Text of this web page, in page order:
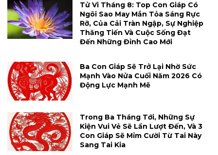
Tử Vi Tháng 8: Top Con Giáp Có
Ngôi Sao May Mắn Tỏa Sáng Rực
Rỡ, Của Cải Tràn Ngập, Sự Nghiệp
Thăng Tiến Và Cuộc Sống Đạt
Đến Những Đỉnh Cao Mới
Ba Con Giáp Sẽ Trở Lại Nhờ Sức
Mạnh Vào Nửa Cuối Năm 2026 Có
Động Lực Mạnh Mẽ
Trong Ba Tháng Tới, Những Sự
Kiện Vui Vẻ Sẽ Lần Lượt Đến, Và 3
Con Giáp Sẽ Mỉm Cười Từ Tai Này
Sang Tai Kia